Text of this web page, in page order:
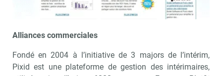
Alliances commerciales
Fondé en 2004 à l’initiative de 3 majors de l’intérim,
Pixid est une plateforme de gestion des intérimaires,